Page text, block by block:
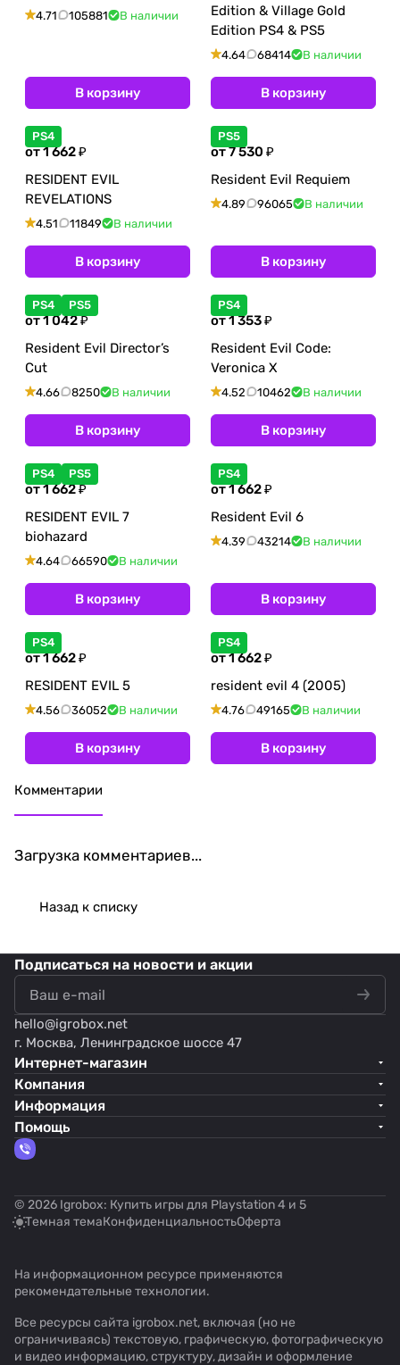
4.71 105881 В наличии
В корзину
Edition & Village Gold
Edition PS4 & PS5
4.64 68414 В наличии
В корзину
PS4
от 1 662 ₽
RESIDENT EVIL
REVELATIONS
4.51 11849 В наличии
В корзину
PS5
от 7 530 ₽
Resident Evil Requiem
4.89 96065 В наличии
В корзину
PS4 PS5
от 1 042 ₽
Resident Evil Director’s
Cut
4.66 8250 В наличии
В корзину
PS4
от 1 353 ₽
Resident Evil Code:
Veronica X
4.52 10462 В наличии
В корзину
PS4 PS5
от 1 662 ₽
RESIDENT EVIL 7
biohazard
4.64 66590 В наличии
В корзину
PS4
от 1 662 ₽
Resident Evil 6
4.39 43214 В наличии
В корзину
PS4
от 1 662 ₽
RESIDENT EVIL 5
4.56 36052 В наличии
В корзину
PS4
от 1 662 ₽
resident evil 4 (2005)
4.76 49165 В наличии
В корзину
Комментарии
Загрузка комментариев...
Назад к списку
Подписаться на новости и акции
hello@igrobox.net
г. Москва, Ленинградское шоссе 47
Интернет-магазин
Компания
Информация
Помощь
© 2026 Igrobox: Купить игры для Playstation 4 и 5
Темная темаКонфиденциальностьОферта
На информационном ресурсе применяются
рекомендательные технологии.
Все ресурсы сайта igrobox.net, включая (но не
ограничиваясь) текстовую, графическую, фотографическую
и видео информацию, структуру, дизайн и оформление